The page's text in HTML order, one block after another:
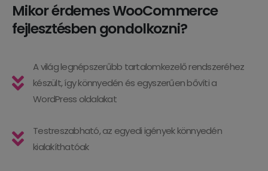
Mikor érdemes WooCommerce
fejlesztésben gondolkozni?
A világ legnépszerűbb tartalomkezelő rendszeréhez
készült, így könnyedén és egyszerűen bővíti a
WordPress oldalakat
Testreszabható, az egyedi igények könnyedén
kialakíthatóak